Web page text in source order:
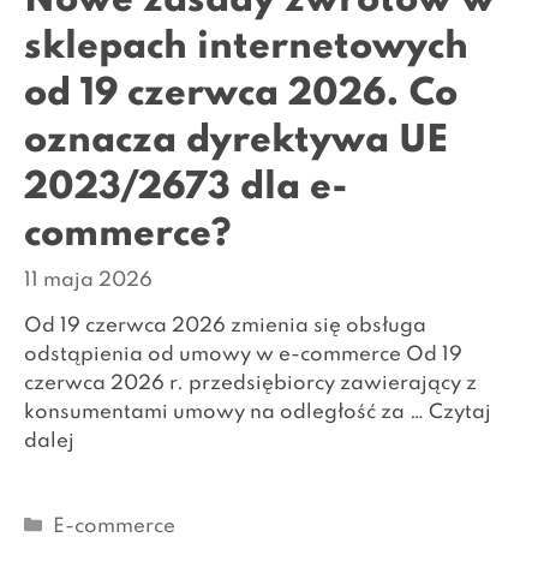
sklepach internetowych
od 19 czerwca 2026. Co
oznacza dyrektywa UE
2023/2673 dla e-
commerce?
11 maja 2026
Od 19 czerwca 2026 zmienia się obsługa
odstąpienia od umowy w e-commerce Od 19
czerwca 2026 r. przedsiębiorcy zawierający z
konsumentami umowy na odległość za … Czytaj
dalej
Kategorie
E-commerce